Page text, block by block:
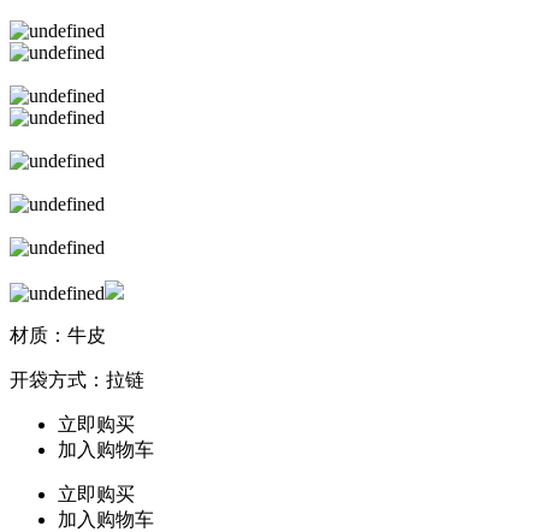
材质：牛皮
开袋方式：拉链
立即购买
加入购物车
立即购买
加入购物车